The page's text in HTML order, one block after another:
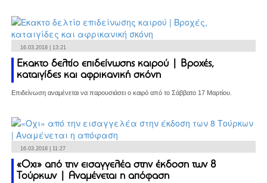
16.03.2018 | 13:21
Εκακτο δελτίο επιδείνωσης καιρού | Βροχές,
καταιγίδες και αφρικανική σκόνη
Επιδείνωση αναμένεται να παρουσιάσει ο καιρό από το Σάββατο 17 Μαρτίου.
16.03.2018 | 11:27
«Οχι» από την εισαγγελέα στην έκδοση των 8
Τούρκων | Αναμένεται η απόφαση